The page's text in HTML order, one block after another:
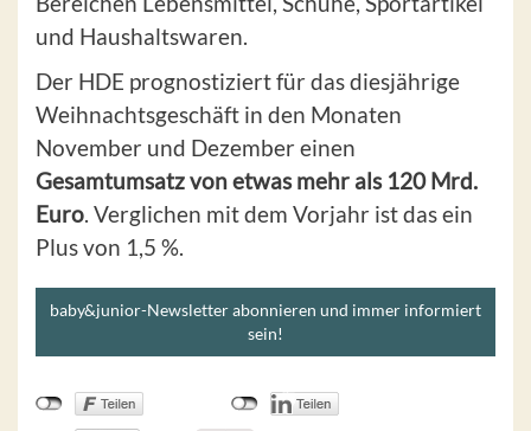
und Haushaltswaren.
Der HDE prognostiziert für das diesjährige
Weihnachtsgeschäft in den Monaten
November und Dezember einen
Gesamtumsatz von etwas mehr als 120 Mrd.
Euro. Verglichen mit dem Vorjahr ist das ein
Plus von 1,5 %.
baby&junior-Newsletter abonnieren und immer informiert
sein!